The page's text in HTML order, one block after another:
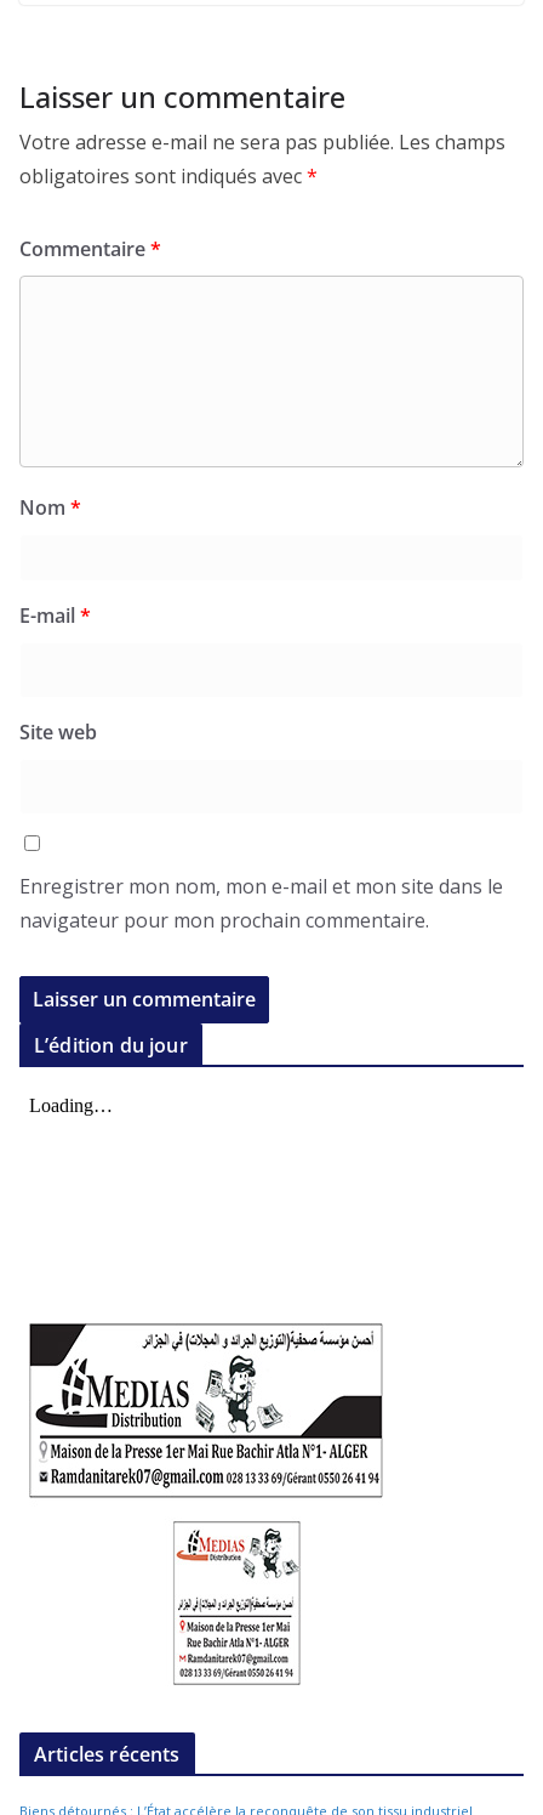
Laisser un commentaire
Votre adresse e-mail ne sera pas publiée. Les champs
obligatoires sont indiqués avec*
Commentaire*
Nom *
E-mail*
Site web
Enregistrer mon nom, mon e-mail et mon site dans le
navigateur pour mon prochain commentaire.
L’édition du jour
Articles récents
Biens détournés : L’État accélère la reconquête de son tissu industriel